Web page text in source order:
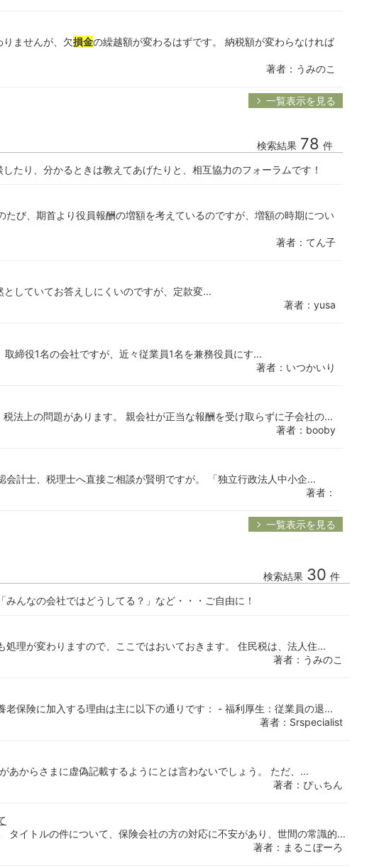
ませんが、欠損金の繰越額が変わるはずです。 納税額が変わらなければ
著者：うみのこ
一覧表示を見る
検索結果 78 件
たり、分かるときは教えてあげたりと、相互協力のフォーラムです！
たび、期首より役員報酬の増額を考えているのですが、増額の時期につい
著者：てん子
していてお答えしにくいのですが、定款変...
著者：yusa
締役1名の会社ですが、近々従業員1名を兼務役員にす...
著者：いつかいり
法上の問題があります。 親会社が正当な報酬を受け取らずに子会社の...
著者：booby
計士、税理士へ直接ご相談が賢明ですが。 「独立行政法人中小企...
著者：
一覧表示を見る
検索結果 30 件
んなの会社ではどうしてる？」など・・・ご自由に！
処理が変わりますので、ここではおいておきます。 住民税は、法人住...
著者：うみのこ
老保険に加入する理由は主に以下の通りです： - 福利厚生：従業員の退...
著者：Srspecialist
あからさまに虚偽記載するようにとは言わないでしょう。 ただ、...
著者：ぴぃちん
タイトルの件について、保険会社の方の対応に不安があり、世間の常識的...
著者：まるこぼーろ